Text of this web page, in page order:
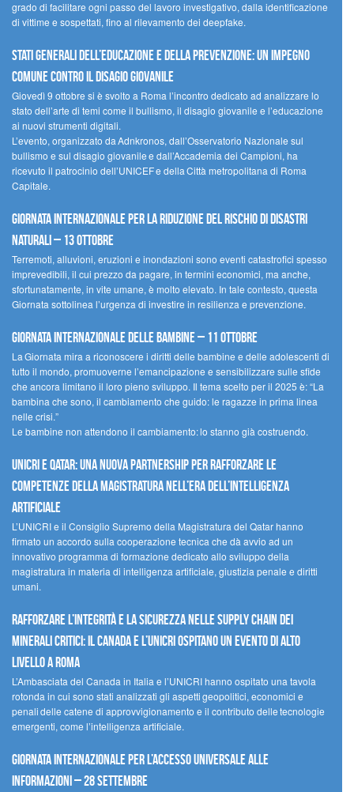
grado di facilitare ogni passo del lavoro investigativo, dalla identificazione
di vittime e sospettati, fino al rilevamento dei deepfake.
Stati Generali dell’Educazione e della Prevenzione: un impegno
comune contro il disagio giovanile
Giovedì 9 ottobre si è svolto a Roma l’incontro dedicato ad analizzare lo
stato dell’arte di temi come il bullismo, il disagio giovanile e l’educazione
ai nuovi strumenti digitali.
L’evento, organizzato da Adnkronos, dall’Osservatorio Nazionale sul
bullismo e sul disagio giovanile e dall’Accademia dei Campioni, ha
ricevuto il patrocinio dell’UNICEF e della Città metropolitana di Roma
Capitale.
Giornata internazionale per la riduzione del rischio di disastri
naturali – 13 ottobre
Terremoti, alluvioni, eruzioni e inondazioni sono eventi catastrofici spesso
imprevedibili, il cui prezzo da pagare, in termini economici, ma anche,
sfortunatamente, in vite umane, è molto elevato. In tale contesto, questa
Giornata sottolinea l’urgenza di investire in resilienza e prevenzione.
Giornata internazionale delle bambine – 11 ottobre
La Giornata mira a riconoscere i diritti delle bambine e delle adolescenti di
tutto il mondo, promuoverne l’emancipazione e sensibilizzare sulle sfide
che ancora limitano il loro pieno sviluppo. Il tema scelto per il 2025 è: “La
bambina che sono, il cambiamento che guido: le ragazze in prima linea
nelle crisi.”
Le bambine non attendono il cambiamento: lo stanno già costruendo.
UNICRI e Qatar: una nuova partnership per rafforzare le
competenze della magistratura nell’era dell’intelligenza
artificiale
L’UNICRI e il Consiglio Supremo della Magistratura del Qatar hanno
firmato un accordo sulla cooperazione tecnica che dà avvio ad un
innovativo programma di formazione dedicato allo sviluppo della
magistratura in materia di intelligenza artificiale, giustizia penale e diritti
umani.
Rafforzare l’integrità e la sicurezza nelle supply chain dei
minerali critici: il Canada e l’UNICRI ospitano un evento di alto
livello a Roma
L’Ambasciata del Canada in Italia e l’UNICRI hanno ospitato una tavola
rotonda in cui sono stati analizzati gli aspetti geopolitici, economici e
penali delle catene di approvvigionamento e il contributo delle tecnologie
emergenti, come l’intelligenza artificiale.
Giornata internazionale per l’accesso universale alle
informazioni – 28 settembre